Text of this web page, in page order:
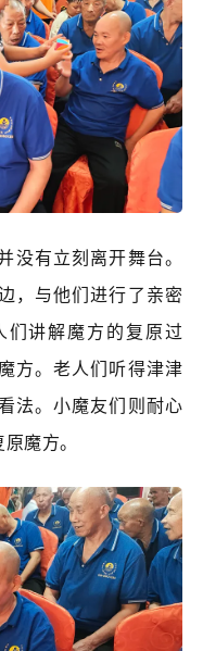
没有立刻离开舞台。
，与他们进行了亲密
讲解魔方的复原过
方。老人们听得津津
法。小魔友们则耐心
魔方。